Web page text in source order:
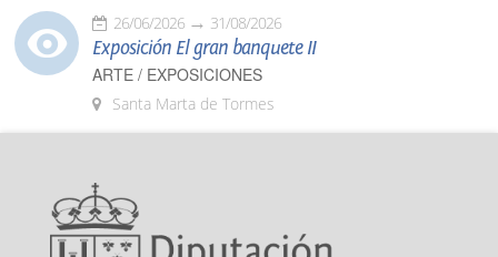
26/06/2026 31/08/2026
Exposición El gran banquete II
ARTE / EXPOSICIONES
Santa Marta de Tormes